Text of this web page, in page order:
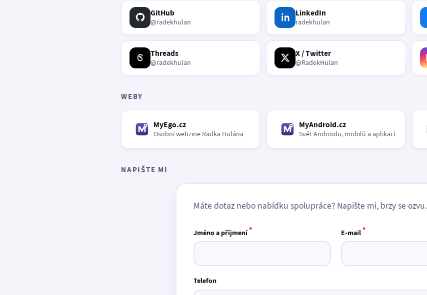
GitHub
@radekhulan
LinkedIn
radekhulan
Threads
@radekhulan
X / Twitter
@RadekHulan
WEBY
MyEgo.cz
Osobní webzine Radka Hulána
MyAndroid.cz
Svět Androidu, mobilů a aplikací
NAPIŠTE MI
Máte dotaz nebo nabídku spolupráce? Napište mi, brzy se ozvu.
Jméno a příjmení* E-mail*
Telefon